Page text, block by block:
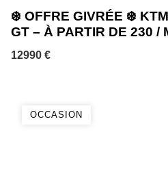
❄️ OFFRE GIVRÉE ❄️
GT – À PARTIR DE 230 /
12990 €
OCCASION